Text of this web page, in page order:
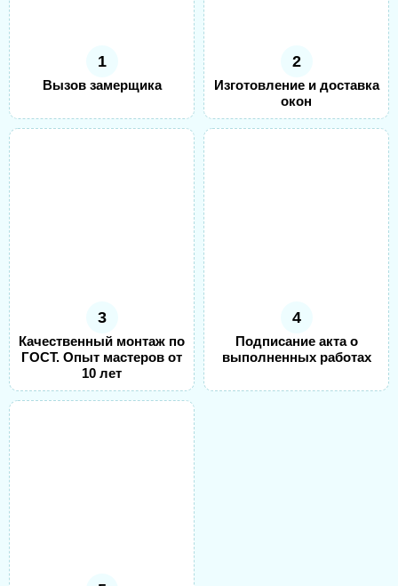
1
Вызов замерщика
2
Изготовление и доставка
окон
3
Качественный монтаж по
ГОСТ. Опыт мастеров от
10 лет
4
Подписание акта о
выполненных работах